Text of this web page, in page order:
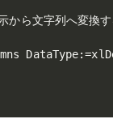
から文字列へ変換